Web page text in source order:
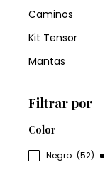
Caminos
Kit Tensor
Mantas
Filtrar por
Color
Negro (52)